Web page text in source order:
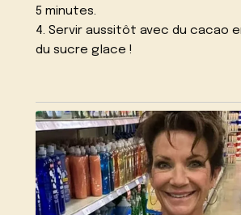
5 minutes.
4. Servir aussitôt avec du cacao
du sucre glace !